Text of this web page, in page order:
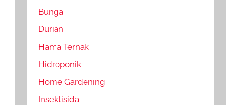
Bunga
Durian
Hama Ternak
Hidroponik
Home Gardening
Insektisida